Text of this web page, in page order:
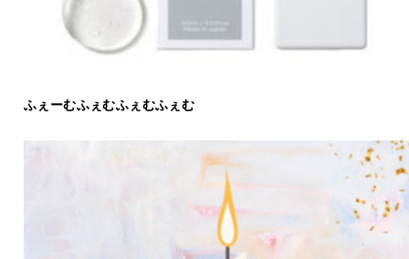
ふぇーむふぇむふぇむふぇむ